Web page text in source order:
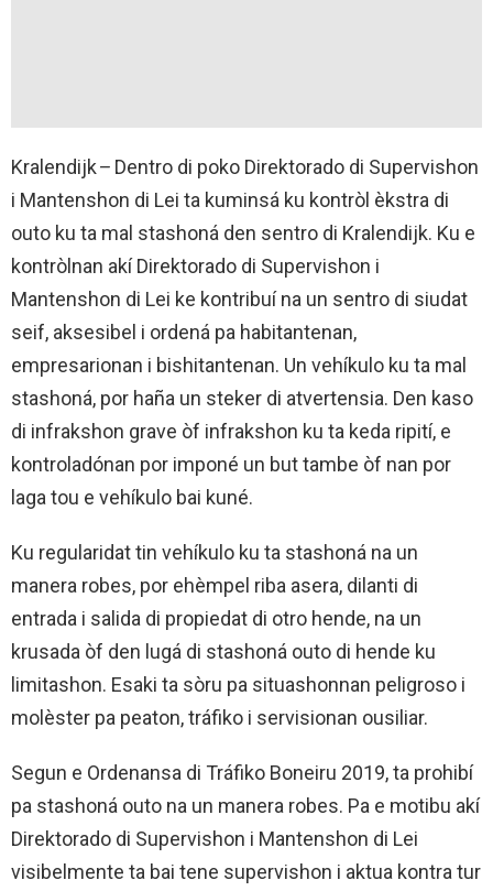
Kralendijk– Dentro di poko Direktorado di Supervishon
i Mantenshon di Lei ta kuminsá ku kontròl èkstra di
outo ku ta mal stashoná den sentro di Kralendijk. Ku e
kontròlnan akí Direktorado di Supervishon i
Mantenshon di Lei ke kontribuí na un sentro di siudat
seif, aksesibel i ordená pa habitantenan,
empresarionan i bishitantenan. Un vehíkulo ku ta mal
stashoná, por haña un steker di atvertensia. Den kaso
di infrakshon grave òf infrakshon ku ta keda ripití, e
kontroladónan por imponé un but tambe òf nan por
laga tou e vehíkulo bai kuné.
Ku regularidat tin vehíkulo ku ta stashoná na un
manera robes, por ehèmpel riba asera, dilanti di
entrada i salida di propiedat di otro hende, na un
krusada òf den lugá di stashoná outo di hende ku
limitashon. Esaki ta sòru pa situashonnan peligroso i
molèster pa peaton, tráfiko i servisionan ousiliar.
Segun e Ordenansa di Tráfiko Boneiru 2019, ta prohibí
pa stashoná outo na un manera robes. Pa e motibu akí
Direktorado di Supervishon i Mantenshon di Lei
visibelmente ta bai tene supervishon i aktua kontra tur